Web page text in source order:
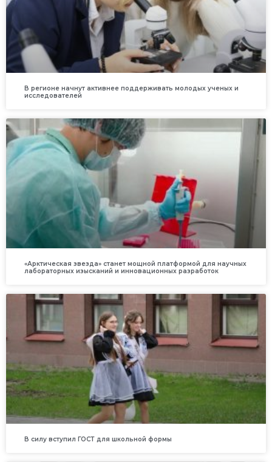
В регионе начнут активнее поддерживать молодых ученых и
исследователей
«Арктическая звезда» станет мощной платформой для научных
лабораторных изысканий и инновационных разработок
В силу вступил ГОСТ для школьной формы